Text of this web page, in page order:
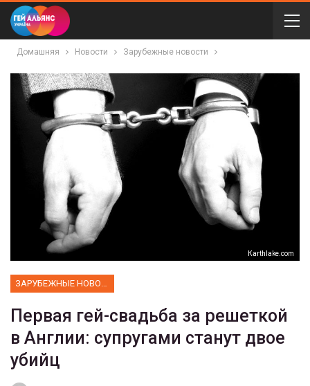
Домашняя Новости Зарубежные новости
Кarthlake.com
ЗАРУБЕЖНЫЕ НОВОСТИ
Первая гей-свадьба за решеткой
в Англии: супругами станут двое
убийц